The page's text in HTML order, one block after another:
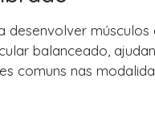
balanceado,
comuns nas